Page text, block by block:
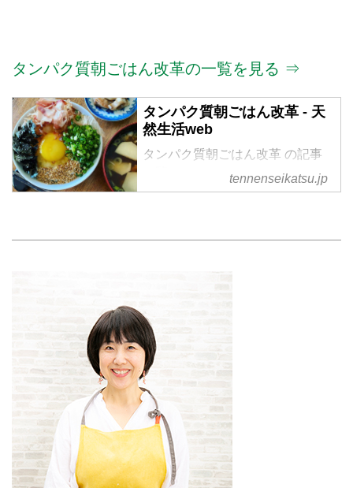
タンパク質朝ごはん改革の一覧を見る ⇒
タンパク質朝ごはん改革 - 天
然生活web
タンパク質朝ごはん改革 の記事
tennenseikatsu.jp